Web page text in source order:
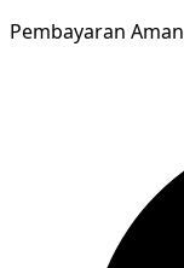
Pembayaran Aman